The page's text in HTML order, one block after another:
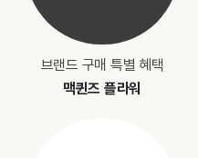
브랜드 구매 특별 혜택
맥퀸즈 플라워